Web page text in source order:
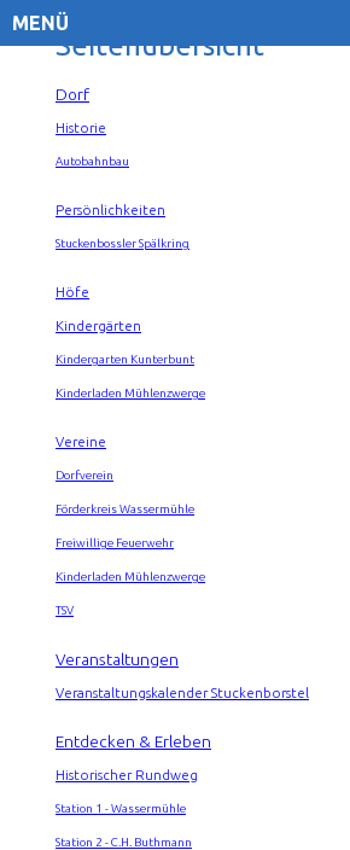
MENÜ
Seitenübersicht
Dorf
Historie
Autobahnbau
Persönlichkeiten
Stuckenbossler Spälkring
Höfe
Kindergärten
Kindergarten Kunterbunt
Kinderladen Mühlenzwerge
Vereine
Dorfverein
Förderkreis Wassermühle
Freiwillige Feuerwehr
Kinderladen Mühlenzwerge
TSV
Veranstaltungen
Veranstaltungskalender Stuckenborstel
Entdecken & Erleben
Historischer Rundweg
Station 1 - Wassermühle
Station 2 - C.H. Buthmann